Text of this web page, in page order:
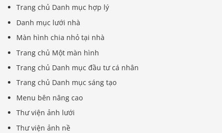
Trang chủ Danh mục hợp lý
Danh mục lưới nhà
Màn hình chia nhỏ tại nhà
Trang chủ Một màn hình
Trang chủ Danh mục đầu tư cá nhân
Trang chủ Danh mục sáng tạo
Menu bên nâng cao
Thư viện ảnh lưới
Thư viện ảnh nề